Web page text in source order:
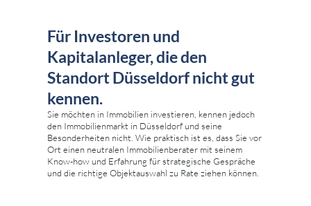
Für Investoren und
Kapitalanleger, die den
Standort Düsseldorf nicht gut
kennen.
Sie möchten in Immobilien investieren, kennen jedoch
den Immobilienmarkt in Düsseldorf und seine
Besonderheiten nicht. Wie praktisch ist es, dass Sie vor
Ort einen neutralen Immobilienberater mit seinem
Know-how und Erfahrung für strategische Gespräche
und die richtige Objektauswahl zu Rate ziehen können.